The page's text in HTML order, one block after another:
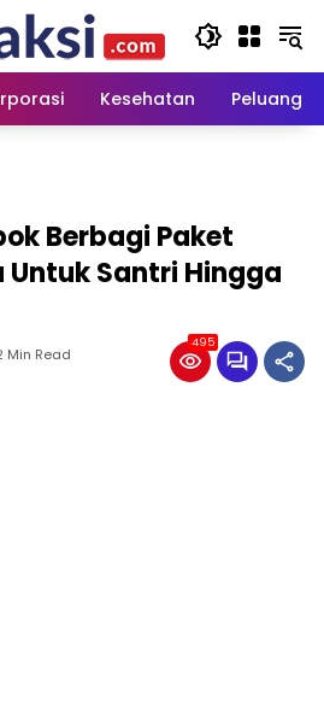
Kesehatan Peluang
Berbagi Paket
Untuk Santri Hingga
Min Read
495